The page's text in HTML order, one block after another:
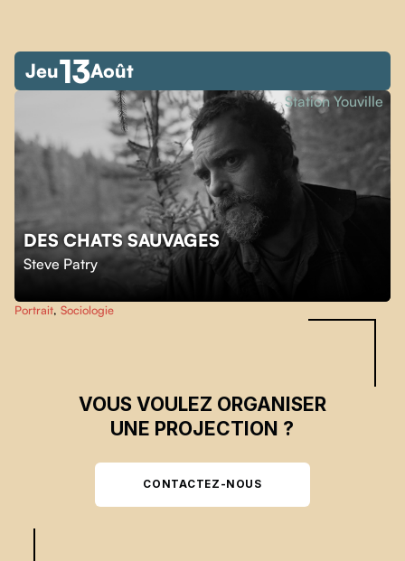
Jeu13Août
DES CHATS SAUVAGES
Steve Patry
Station Youville
Portrait, Sociologie
Skip back to main navigation
VOUS VOULEZ ORGANISER
UNE PROJECTION ?
CONTACTEZ-NOUS